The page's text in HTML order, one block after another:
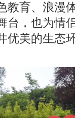
教育、浪漫
台，也为情
优美的生态